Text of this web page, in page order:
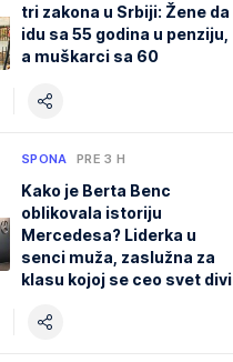
tri zakona u Srbiji: Žene da
idu sa 55 godina u penziju,
a muškarci sa 60
SPONA PRE 3 H
Kako je Berta Benc
oblikovala istoriju
Mercedesa? Liderka u
senci muža, zaslužna za
klasu kojoj se ceo svet divi